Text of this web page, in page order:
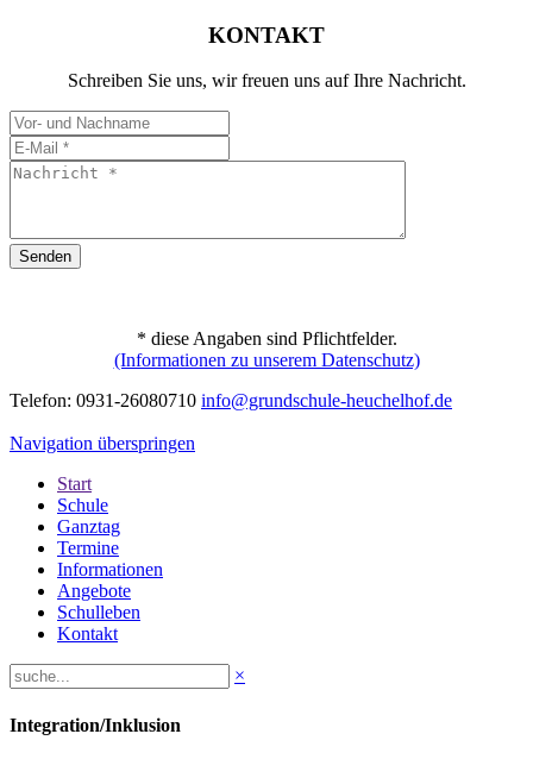
KONTAKT
Schreiben Sie uns, wir freuen uns auf Ihre Nachricht.
Senden
* diese Angaben sind Pflichtfelder.
(Informationen zu unserem Datenschutz)
Telefon: 0931-26080710 info@grundschule-heuchelhof.de
Navigation überspringen
Start
Schule
Ganztag
Termine
Informationen
Angebote
Schulleben
Kontakt
×
Integration/Inklusion